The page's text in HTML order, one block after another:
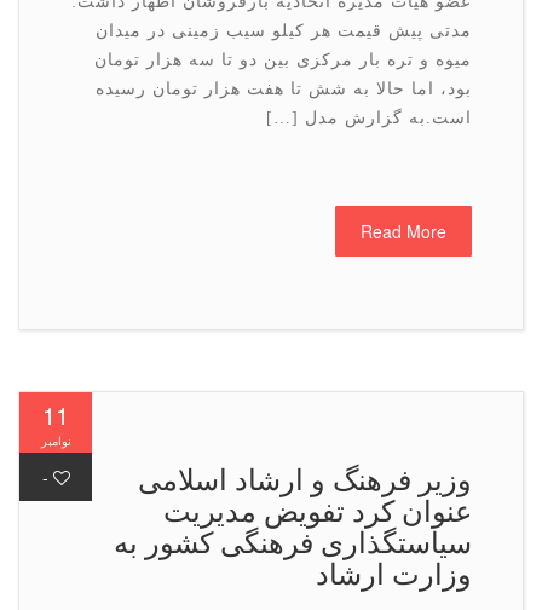
مدتی پیش قیمت هر کیلو سیب زمینی در میدان
میوه و تره بار مرکزی بین دو تا سه هزار تومان
بود، اما حالا به شش تا هفت هزار تومان رسیده
است.به گزارش مدل […]
Read More
وزیر فرهنگ و ارشاد اسلامی
عنوان كرد تفویض مدیریت
سیاستگذاری فرهنگی کشور به
وزارت ارشاد